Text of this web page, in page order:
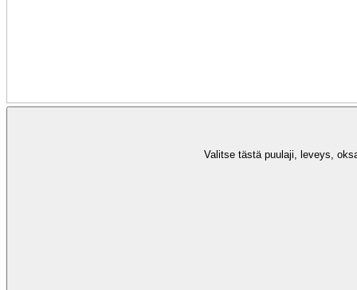
Valitse tästä puulaji, leveys,